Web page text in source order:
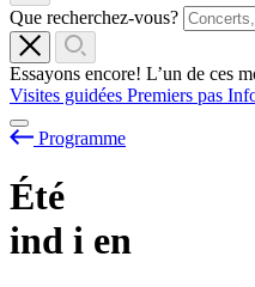
Que recherchez-vous?
Essayons encore! L’un de ces
Visites guidées Premiers pas
Programme
Été
ind i en